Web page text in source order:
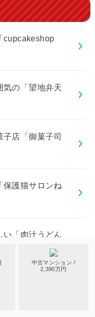
中古マンション /
2,390万円
cupcakeshop
気の「望地弁天
店「御菓子司
護猫サロンね
「肉汁うどん